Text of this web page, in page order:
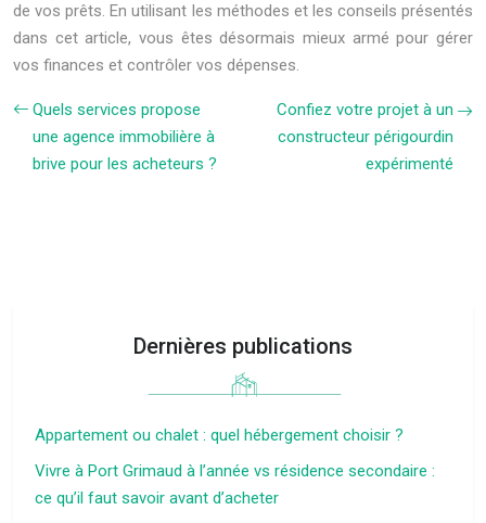
de vos prêts. En utilisant les méthodes et les conseils présentés
dans cet article, vous êtes désormais mieux armé pour gérer
vos finances et contrôler vos dépenses.
Quels services propose
une agence immobilière à
brive pour les acheteurs ?
Confiez votre projet à un
constructeur périgourdin
expérimenté
Dernières publications
Appartement ou chalet : quel hébergement choisir ?
Vivre à Port Grimaud à l’année vs résidence secondaire :
ce qu’il faut savoir avant d’acheter